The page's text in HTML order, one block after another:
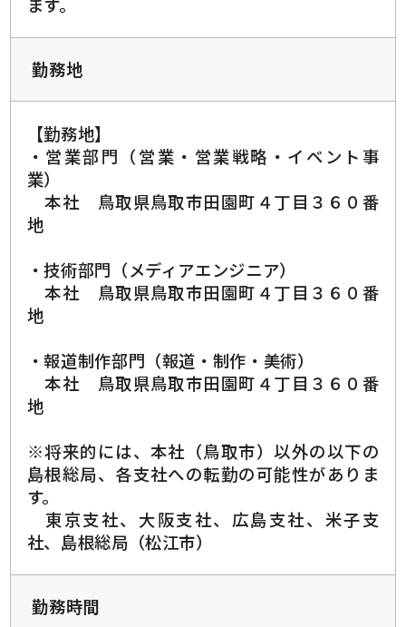
勤務地
【勤務地】
・営業部門（営業・営業戦略・イベント事
業）
本社 鳥取県鳥取市田園町４丁目３６０番
地
・技術部門（メディアエンジニア）
本社 鳥取県鳥取市田園町４丁目３６０番
地
・報道制作部門（報道・制作・美術）
本社 鳥取県鳥取市田園町４丁目３６０番
地
※将来的には、本社（鳥取市）以外の以下の
島根総局、各支社への転勤の可能性がありま
す。
東京支社、大阪支社、広島支社、米子支
社、島根総局（松江市）
勤務時間